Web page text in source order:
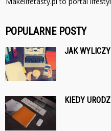
POPULARNE POSTY
JAK
KIEDY